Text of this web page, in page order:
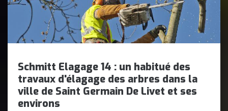
Schmitt Elagage 14 : un habitué des
travaux d'élagage des arbres dans la
ville de Saint Germain De Livet et ses
environs